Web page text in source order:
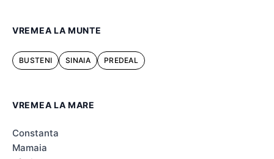
VREMEA LA MUNTE
BUSTENI SINAIA PREDEAL
VREMEA LA MARE
Constanta
Mamaia